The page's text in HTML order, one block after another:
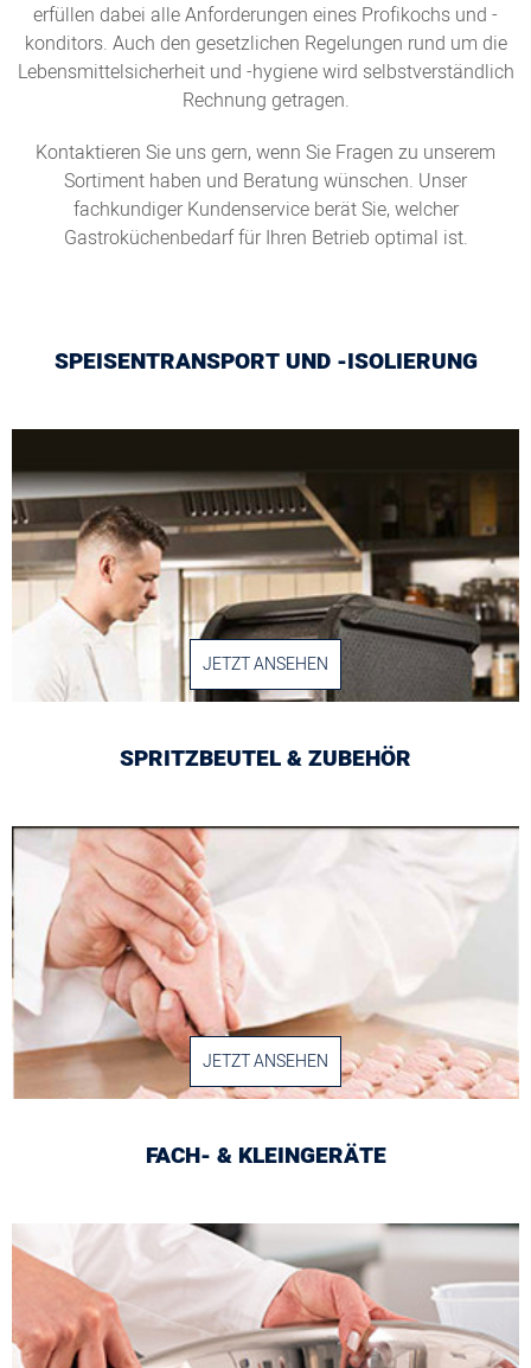
erfüllen dabei alle Anforderungen eines Profikochs und -
konditors. Auch den gesetzlichen Regelungen rund um die
Lebensmittelsicherheit und -hygiene wird selbstverständlich
Rechnung getragen.
Kontaktieren Sie uns gern, wenn Sie Fragen zu unserem
Sortiment haben und Beratung wünschen. Unser
fachkundiger Kundenservice berät Sie, welcher
Gastroküchenbedarf für Ihren Betrieb optimal ist.
SPEISENTRANSPORT UND -ISOLIERUNG
JETZT ANSEHEN
SPRITZBEUTEL & ZUBEHÖR
JETZT ANSEHEN
FACH- & KLEINGERÄTE